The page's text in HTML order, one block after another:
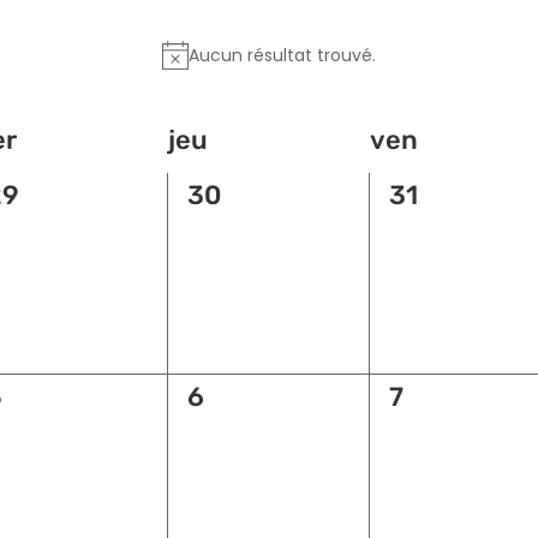
Aucun résultat trouvé.
jeu ven
0
30
0
31
0
6
0
7